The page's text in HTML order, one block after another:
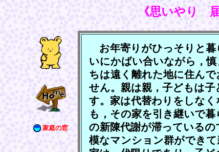
《思いやり
家庭の窓
お年寄りがひっそりと暮
いにかばい合いながら，
ちは遠く離れた地に住ん
せん。親は親，子どもは
す。家は代替わりをしな
も，その家を引き継いで
の新陳代謝が滞っている
模なマンション群ができ